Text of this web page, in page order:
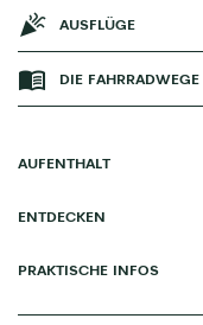
AUSFLÜGE
DIE FAHRRADWEGE
AUFENTHALT
ENTDECKEN
PRAKTISCHE INFOS